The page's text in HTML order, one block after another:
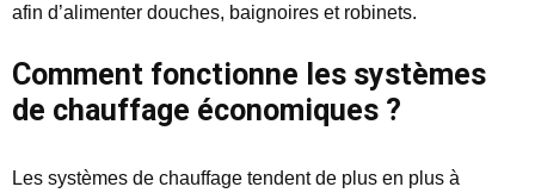
afin d’alimenter douches, baignoires et robinets.
Comment fonctionne les systèmes
de chauffage économiques ?
Les systèmes de chauffage tendent de plus en plus à